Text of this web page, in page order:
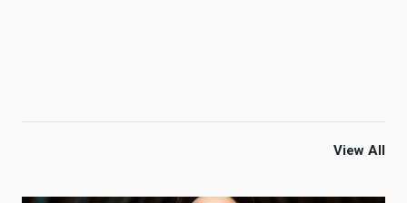
View All